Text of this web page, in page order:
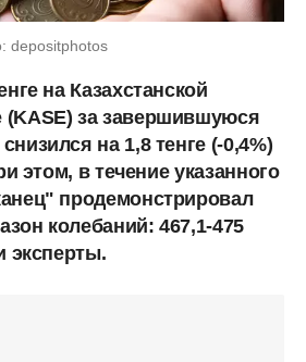
depositphotos
на Казахстанской
за завершившуюся
на 1,8 тенге (-0,4%)
этом, в течение указанного
продемонстрировал
колебаний: 467,1-475
эксперты.